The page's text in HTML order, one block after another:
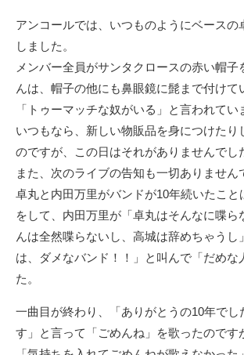
アンコールでは、いつものようにベースの
しました。
メンバー全員がサンタクロースの赤い帽子
んは、帽子の他にも鼻眼鏡に髭まで付けて
「トゥーマッチな奴がいる」と言われてい
いつもなら、新しい物販品を身につけたり
のですが、この日はそれがありませんでし
また、次のライブの告知も一切ありません
卓丸と内田万里がバンドが10年続いたこと
をして、内田万里が「卓丸はそんなに喋ら
んは全然喋らないし、高城は辞めちゃうし
は、ダメなバンド！！」と叫んで「だめな
た。
一曲目が終わり、「ありがとうの10年でし
す」と言って「ごめんね」を歌ったのです